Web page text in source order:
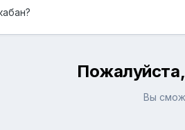
Вы